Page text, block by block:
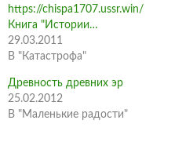
https://chispa1707.ussr.win/
Книга "Истории…
29.03.2011
В "Катастрофа"
Древность древних эр
25.02.2012
В "Маленькие радости"